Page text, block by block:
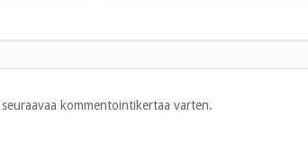
kommentointikertaa varten.